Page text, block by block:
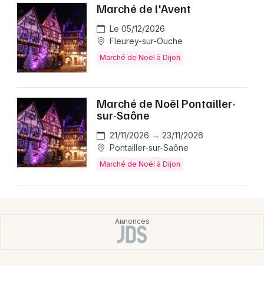
Grands événements
Activité & Expérience
Manifestations
Foires & salons
Spectacles
Concerts
Sports
Lille
Lyon
Marseille
Mulhouse
Montpellier
Nantes
Nice
Paris
Marché de l'Avent
Le 05/12/2026
Fleurey-sur-Ouche
Marché de Noël à Dijon
Marché de Noël Pontailler-
sur-Saône
21/11/2026 → 23/11/2026
Pontailler-sur-Saône
Marché de Noël à Dijon
Aujourd'hui
Demain